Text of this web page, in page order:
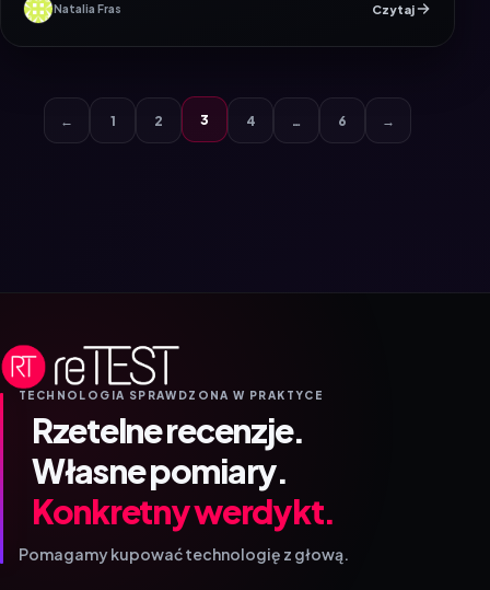
Natalia Fras Czytaj
← 1 2 3 4 … 6 →
TECHNOLOGIA SPRAWDZONA W PRAKTYCE
Rzetelne recenzje.
Własne pomiary.
Konkretny werdykt.
Pomagamy kupować technologię z głową.